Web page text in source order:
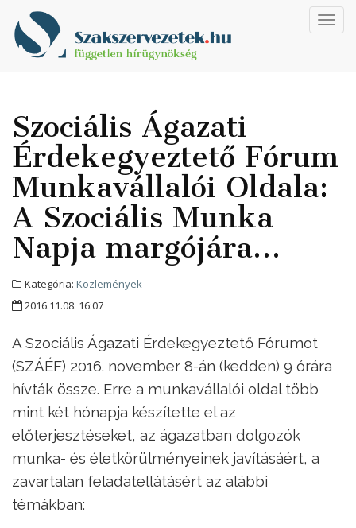
Szociális Ágazati
Érdekegyeztető Fórum
Munkavállalói Oldala:
A Szociális Munka
Napja margójára…
Kategória: Közlemények
2016.11.08. 16:07
A Szociális Ágazati Érdekegyeztető Fórumot
(SZÁÉF) 2016. november 8-án (kedden) 9 órára
hívták össze. Erre a munkavállalói oldal több
mint két hónapja készítette el az
előterjesztéseket, az ágazatban dolgozók
munka- és életkörülményeinek javításáért, a
zavartalan feladatellátásért az alábbi
témákban: